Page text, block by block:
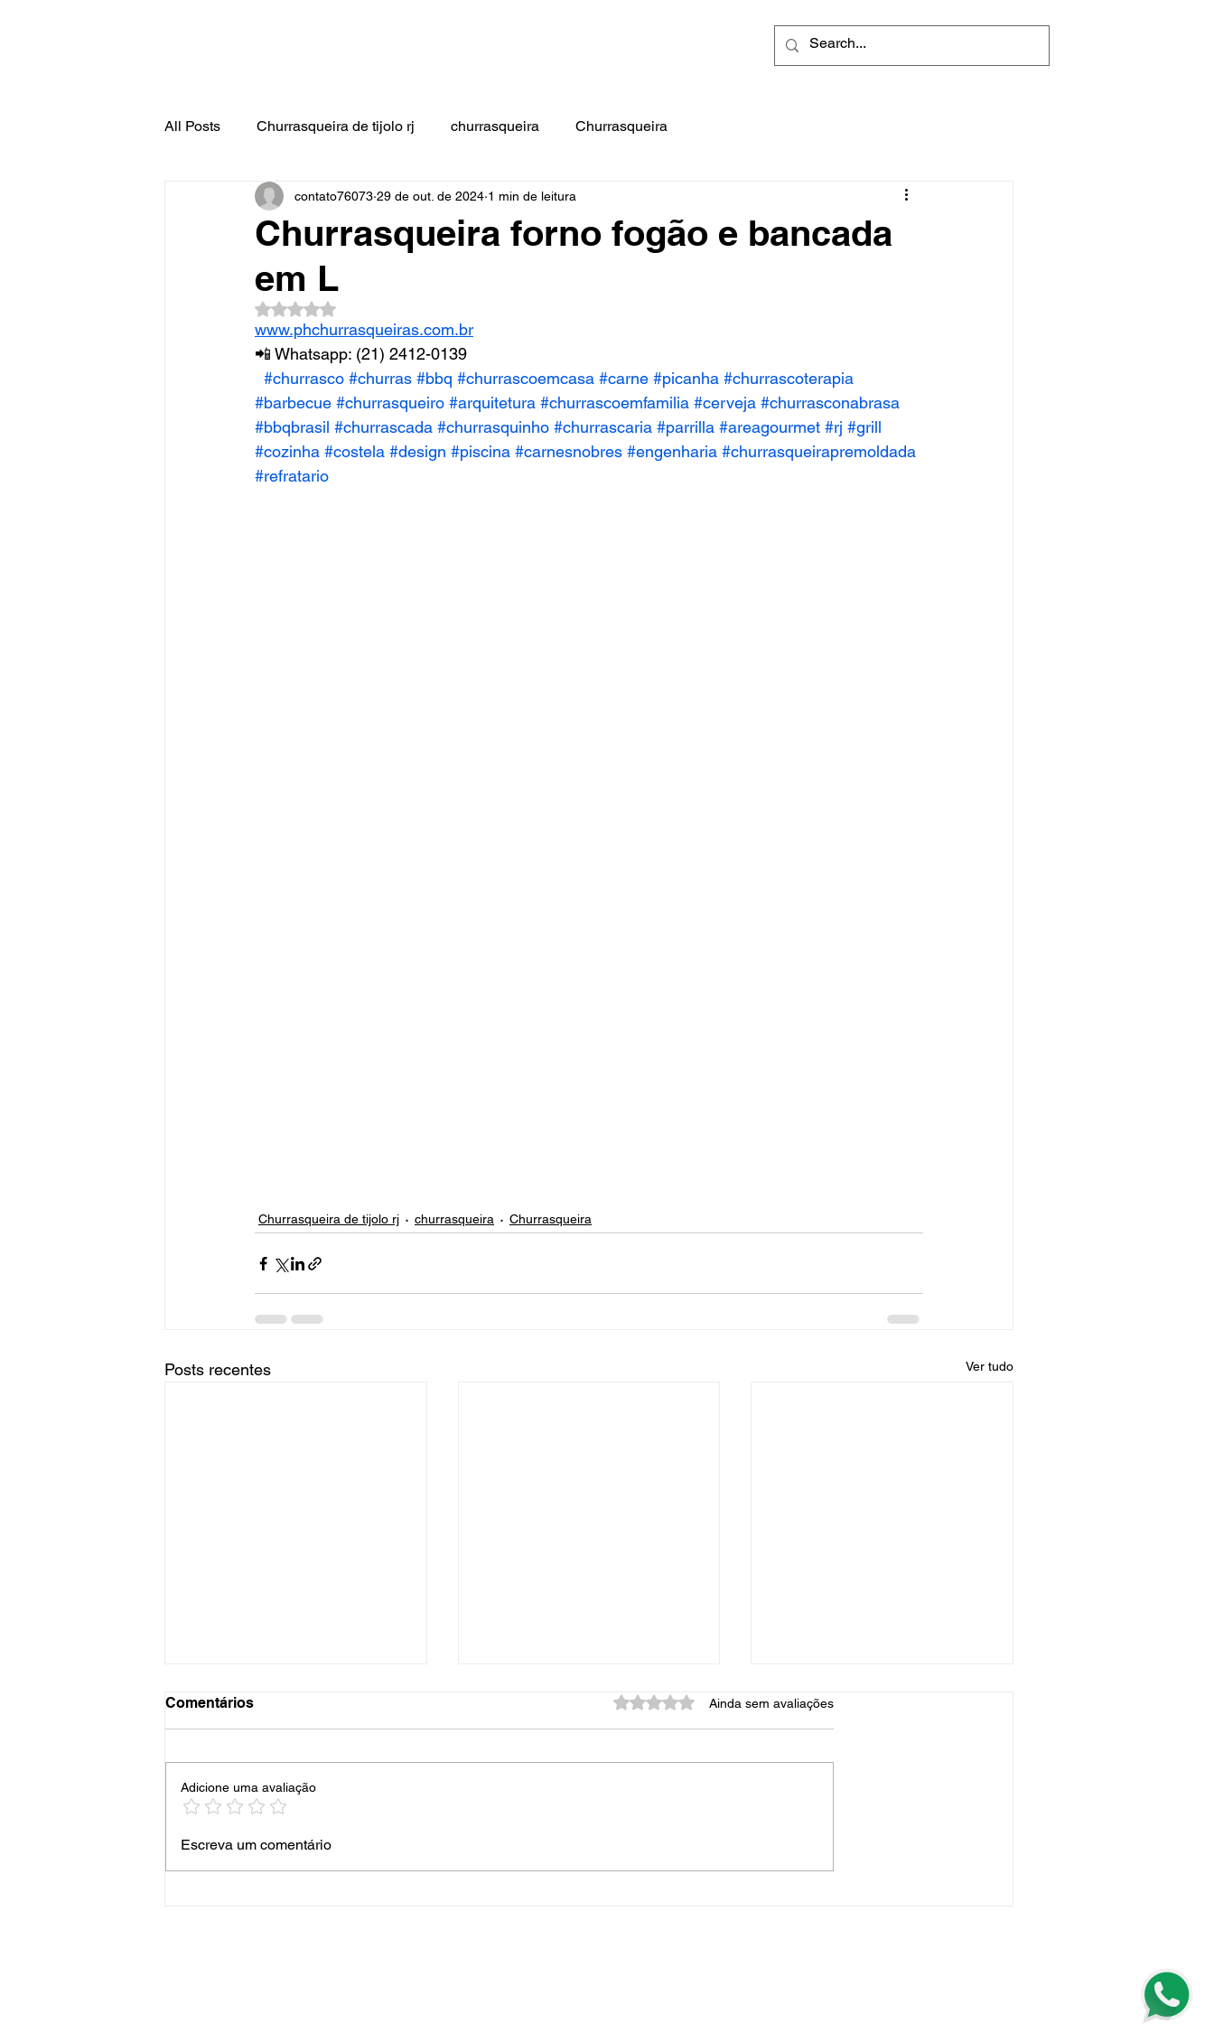
All Posts Churrasqueira de tijolo rj churrasqueira Churrasqueira
Churrasqueira forno fogão e bancada
em L
contato76073 29 de out. de 2024 1 min de leitura
Avaliado com NaN de 5 estrelas.
www.phchurrasqueiras.com.br
📲 Whatsapp: (21) 2412-0139
#churrasco #churras #bbq #churrascoemcasa #carne #picanha #churrascoterapia
#barbecue #churrasqueiro #arquitetura #churrascoemfamilia #cerveja #churrasconabrasa
#bbqbrasil #churrascada #churrasquinho #churrascaria #parrilla #areagourmet #rj #grill
#cozinha #costela #design #piscina #carnesnobres #engenharia #churrasqueirapremoldada
#refratario
Churrasqueira de tijolo rj churrasqueira Churrasqueira
Posts recentes Ver tudo
Churrasqueira com
Comentários Avaliado com 0 de 5 estrelas.
Ainda sem avaliações
Adicione uma avaliação
Escreva um comentário